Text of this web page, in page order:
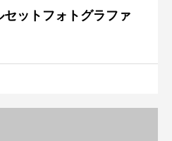
セットフォトグラファ